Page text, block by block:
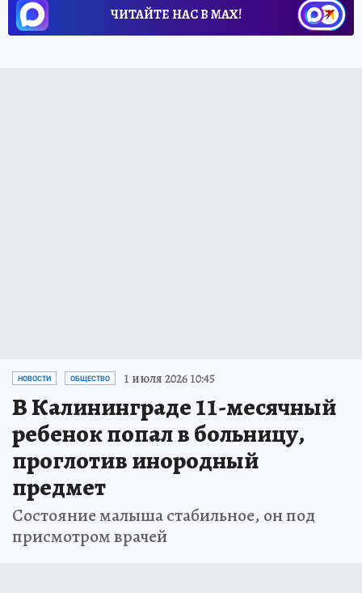
ЧИТАЙТЕ НАС В МАХ!
НОВОСТИ ОБЩЕСТВО 1 июля 2026 10:45
В Калининграде 11-месячный
ребенок попал в больницу,
проглотив инородный
предмет
Состояние малыша стабильное, он под
присмотром врачей